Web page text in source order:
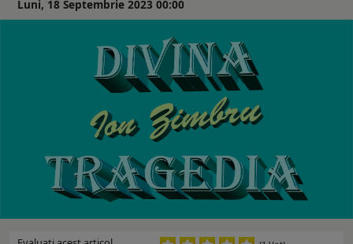
Luni, 18 Septembrie 2023 00:00